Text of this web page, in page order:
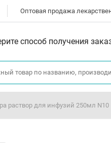
Оптовая продажа
способ получения
раствор для инфузий 250мл N10